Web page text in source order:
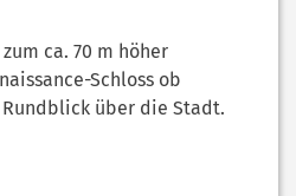
ca. 70 m höher
Schloss ob
über die Stadt.